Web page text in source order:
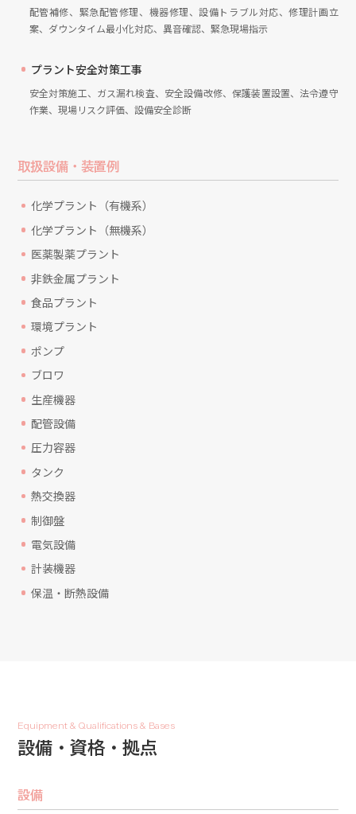
配管補修、緊急配管修理、機器修理、設備トラブル対応、修理計画立
案、ダウンタイム最小化対応、異音確認、緊急現場指示
プラント安全対策工事
安全対策施工、ガス漏れ検査、安全設備改修、保護装置設置、法令遵守
作業、現場リスク評価、設備安全診断
取扱設備・装置例
化学プラント（有機系）
化学プラント（無機系）
医薬製薬プラント
非鉄金属プラント
食品プラント
環境プラント
ポンプ
ブロワ
生産機器
配管設備
圧力容器
タンク
熱交換器
制御盤
電気設備
計装機器
保温・断熱設備
Equipment & Qualifications & Bases
設備・資格・拠点
設備